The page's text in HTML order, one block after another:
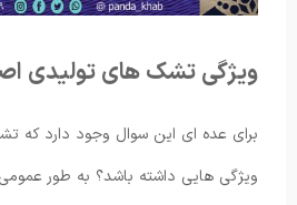
ویژگی تشک های تولیدی
برای عده ای این سوال وجود دارد که
ویژگی هایی داشته باشد؟ به طور